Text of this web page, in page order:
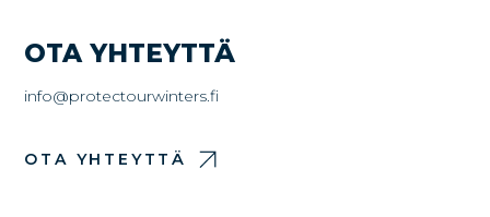
OTA YHTEYTTÄ
info@protectourwinters.fi
OTA YHTEYTTÄ